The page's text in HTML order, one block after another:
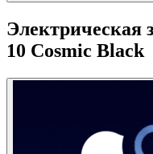
Электрическая
10 Cosmic Black